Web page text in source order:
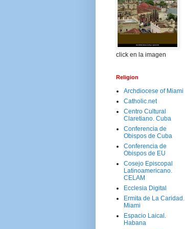
click en la imagen
Religion
Archdiocese of Miami
Catholic.net
Centro Cultural
Claretiano. Cuba
Conferencia de
Obispos de Cuba
Conferencia de
Obispos de EU
Cosejo Episcopal
Latinoamericano.
CELAM
Ecclesia Digital
Ermita de La Caridad.
Miami
Espacio Laical.
Habana